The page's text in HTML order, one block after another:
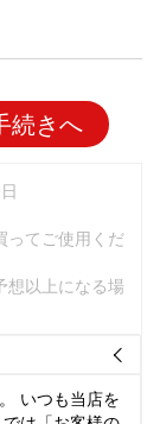
続きへ
ってご使用くだ
想以上になる場

いつも当店を